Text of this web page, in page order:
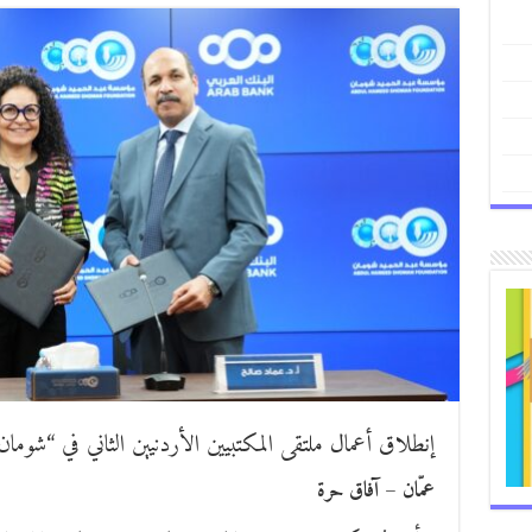
إنطلاق أعمال ملتقى المكتبيين الأردنيين الثاني في
عمّان – آفاق حرة